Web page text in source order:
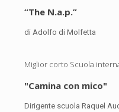
“The N.a.p.”
di Adolfo di Molfetta
Miglior corto Scuola
"Camina con mico"
Dirigente scuola Raquel